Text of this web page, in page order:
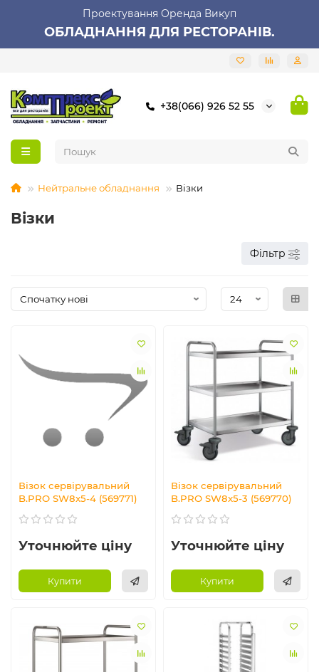
Проектування Оренда Викуп
ОБЛАДНАННЯ ДЛЯ РЕСТОРАНІВ.
+38(066) 926 52 55
Нейтральне обладнання Візки
Візки
Фільтр
Візок сервірувальний
B.PRO SW8x5-4 (569771)
Уточнюйте ціну
Купити
Візок сервірувальний
B.PRO SW8x5-3 (569770)
Уточнюйте ціну
Купити